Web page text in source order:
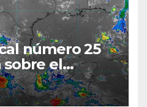
número 25
sobre el